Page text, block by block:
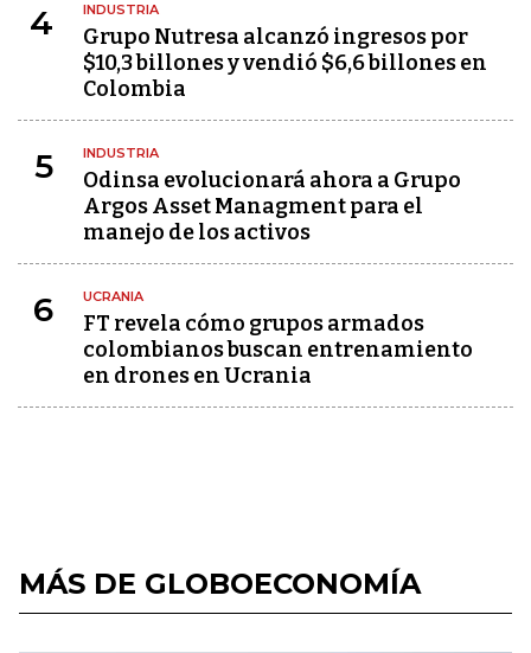
4 INDUSTRIA
Grupo Nutresa alcanzó ingresos por
$10,3 billones y vendió $6,6 billones en
Colombia
5 INDUSTRIA
Odinsa evolucionará ahora a Grupo
Argos Asset Managment para el
manejo de los activos
6 UCRANIA
FT revela cómo grupos armados
colombianos buscan entrenamiento
en drones en Ucrania
MÁS DE GLOBOECONOMÍA